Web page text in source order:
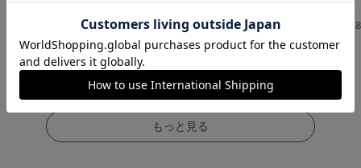
ブロッサムブラ
4.0
（14件）
￥3,278 (税込)
ブロッサムブラ＆ショ
ーツセット
5.0
￥4,708 (税込)
トドレスブラ
4.8
（8件）
もっと見る